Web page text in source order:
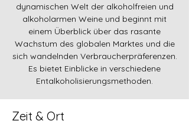
dynamischen Welt der alkoholfreien und
alkoholarmen Weine und beginnt mit
einem Überblick über das rasante
Wachstum des globalen Marktes und die
sich wandelnden Verbraucherpräferenzen.
Es bietet Einblicke in verschiedene
Entalkoholisierungsmethoden.
Zeit & Ort